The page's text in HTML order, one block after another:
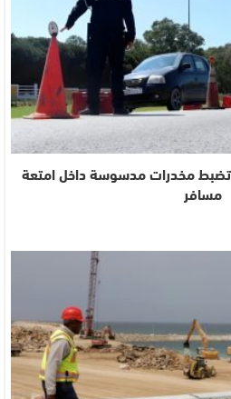
تضبط مخدرات مدسوسة داخل امتعة
مسافر